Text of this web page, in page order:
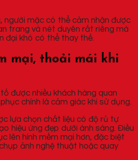
người mặc có thể cảm nhận được
trang và nét duyên rất riêng mà
đại khó có thể thay thế.
mại, thoải mái khi
được nhiều khách hàng quan
chính là cảm giác khi sử dụng.
lựa chọn chất liệu có độ rủ tự
hiệu ứng đẹp dưới ánh sáng. Điều
lên hình mềm mại hơn, đặc biệt
ảnh nghệ thuật hoặc quay